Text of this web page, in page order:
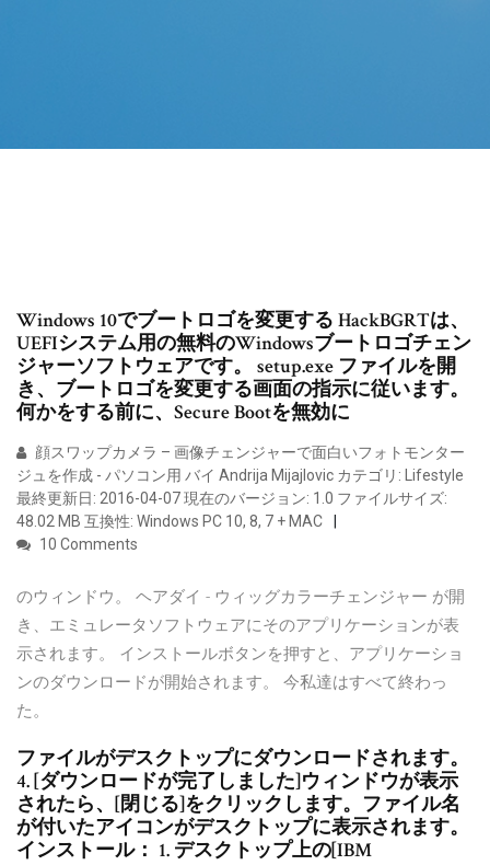
Windows 10でブートロゴを変更する HackBGRTは、
UEFIシステム用の無料のWindowsブートロゴチェン
ジャーソフトウェアです。 setup.exe ファイルを開
き、ブートロゴを変更する画面の指示に従います。
何かをする前に、Secure Bootを無効に
顔スワップカメラ – 画像チェンジャーで面白いフォトモンター
ジュを作成 - パソコン用 バイ Andrija Mijajlovic カテゴリ: Lifestyle
最終更新日: 2016-04-07 現在のバージョン: 1.0 ファイルサイズ:
48.02 MB 互換性: Windows PC 10, 8, 7 + MAC
10 Comments
のウィンドウ。 ヘアダイ - ウィッグカラーチェンジャー が開
き、エミュレータソフトウェアにそのアプリケーションが表
示されます。 インストールボタンを押すと、アプリケーショ
ンのダウンロードが開始されます。 今私達はすべて終わっ
た。
ファイルがデスクトップにダウンロードされます。
4. [ダウンロードが完了しました]ウィンドウが表示
されたら、[閉じる]をクリックします。ファイル名
が付いたアイコンがデスクトップに表示されます。
インストール： 1. デスクトップ上の[IBM